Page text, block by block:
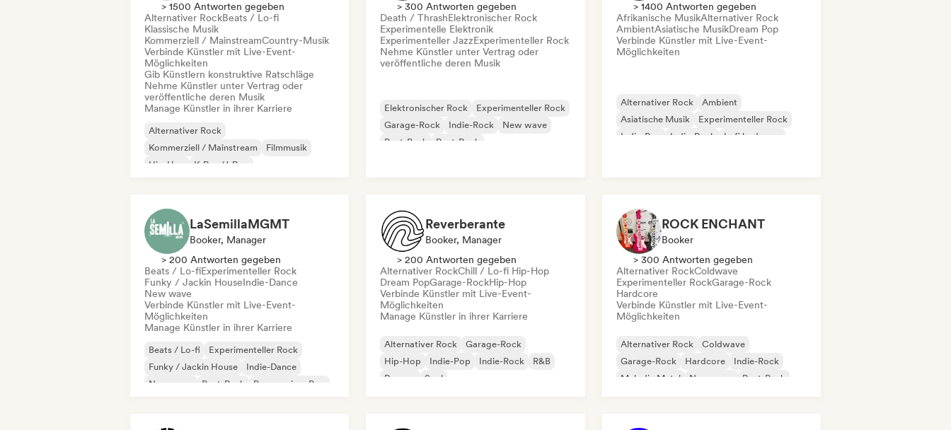
> 1500 Antworten gegeben
Alternativer RockBeats / Lo-fi
Klassische Musik
Kommerziell / MainstreamCountry-Musik
Verbinde Künstler mit Live-Event-
Möglichkeiten
Gib Künstlern konstruktive Ratschläge
Nehme Künstler unter Vertrag oder
veröffentliche deren Musik
Manage Künstler in ihrer Karriere
Alternativer Rock
Kommerziell / Mainstream
Filmmusik
Hip-Hop
K-Pop/J-Pop
> 300 Antworten gegeben
Death / ThrashElektronischer Rock
Experimentelle Elektronik
Experimenteller JazzExperimenteller Rock
Nehme Künstler unter Vertrag oder
veröffentliche deren Musik
Elektronischer Rock
Experimenteller Rock
Garage-Rock
Indie-Rock
New wave
Post-Punk
Post-Rock
> 1400 Antworten gegeben
Afrikanische MusikAlternativer Rock
AmbientAsiatische MusikDream Pop
Verbinde Künstler mit Live-Event-
Möglichkeiten
Alternativer Rock
Ambient
Asiatische Musik
Experimenteller Rock
Indie-Pop
Indie-Rock
Lofi bedroom
LaSemillaMGMT
Booker, Manager
> 200 Antworten gegeben
Beats / Lo-fiExperimenteller Rock
Funky / Jackin HouseIndie-Dance
New wave
Verbinde Künstler mit Live-Event-
Möglichkeiten
Manage Künstler in ihrer Karriere
Beats / Lo-fi
Experimenteller Rock
Funky / Jackin House
Indie-Dance
New wave
Post-Punk
Progressiver Pop
Reverberante
Booker, Manager
> 200 Antworten gegeben
Alternativer RockChill / Lo-fi Hip-Hop
Dream PopGarage-RockHip-Hop
Verbinde Künstler mit Live-Event-
Möglichkeiten
Manage Künstler in ihrer Karriere
Alternativer Rock
Garage-Rock
Hip-Hop
Indie-Pop Indie-Rock
R&B
Reggae
Soul
ROCK ENCHANT
Booker
> 300 Antworten gegeben
Alternativer RockColdwave
Experimenteller RockGarage-Rock
Hardcore
Verbinde Künstler mit Live-Event-
Möglichkeiten
Alternativer Rock
Coldwave
Garage-Rock
Hardcore
Indie-Rock
Melodic Metal
New wave Post-Punk